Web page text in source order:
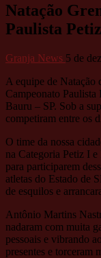
Natação
Paulista
Granja News 5 de
A equipe de Natação
Campeonato
Bauru – SP. Sob a
competiram entre os
O time da nossa
na Categoria Petiz I
para participarem
atletas do Estado de
de esquilos e
Antônio Martins
nadaram com muita
pessoais e vibrando
presentes e torceram